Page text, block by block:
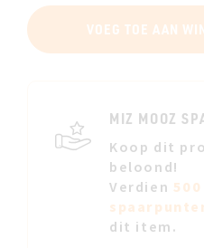
VOEG TOE AAN
MIZ MOOZ
Koop dit
beloond!
Verdien
dit item.